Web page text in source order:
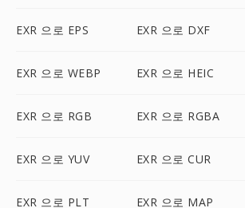
EXR 으로 EPS EXR 으로 DXF
EXR 으로 WEBP EXR 으로 HEIC
EXR 으로 RGB EXR 으로 RGBA
EXR 으로 YUV EXR 으로 CUR
EXR 으로 PLT EXR 으로 MAP